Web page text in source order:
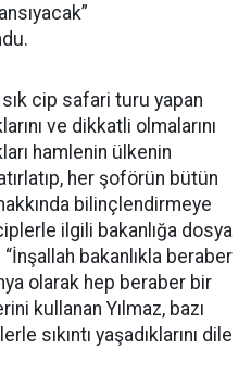
sık cip safari turu yapan
ve dikkatli olmalarını
hamlenin ülkenin
her şoförün bütün
bilinçlendirmeye
ilgili bakanlığa dosya
bakanlıkla beraber
olarak hep beraber bir
kullanan Yılmaz, bazı
sıkıntı yaşadıklarını dile